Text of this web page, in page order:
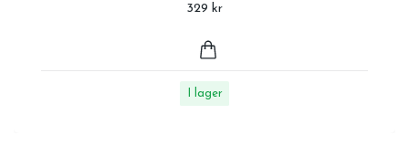
329 kr
I lager